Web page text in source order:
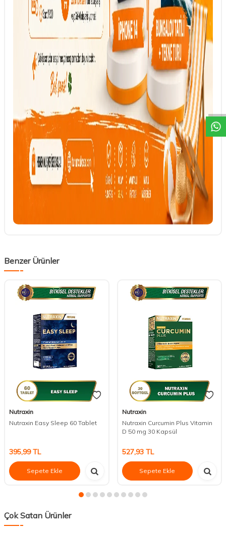
Benzer Ürünler
Nutraxin
Nutraxin Easy Sleep 60 Tablet
395,99TL
Sepete Ekle
Nutraxin
Nutraxin Curcumin Plus Vitamin
D 50 mg 30 Kapsül
527,93TL
Sepete Ekle
Çok Satan Ürünler